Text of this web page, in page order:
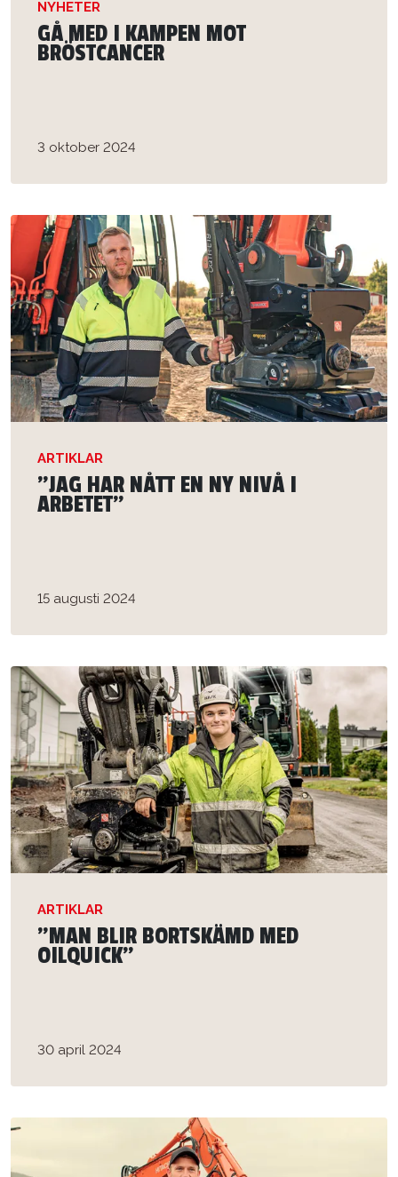
NYHETER
GÅ MED I KAMPEN MOT
BRÖSTCANCER
3 oktober 2024
ARTIKLAR
”JAG HAR NÅTT EN NY NIVÅ I
ARBETET”
15 augusti 2024
ARTIKLAR
”MAN BLIR BORTSKÄMD MED
OILQUICK”
30 april 2024